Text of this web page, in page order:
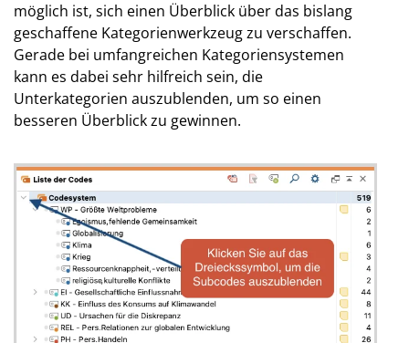
möglich ist, sich einen Überblick über das bislang
geschaffene Kategorienwerkzeug zu verschaffen.
Gerade bei umfangreichen Kategoriensystemen
kann es dabei sehr hilfreich sein, die
Unterkategorien auszublenden, um so einen
besseren Überblick zu gewinnen.